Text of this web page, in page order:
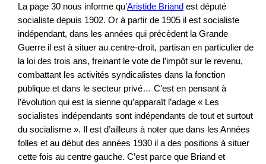
La page 30 nous informe qu’Aristide Briand est député
socialiste depuis 1902. Or à partir de 1905 il est socialiste
indépendant, dans les années qui précèdent la Grande
Guerre il est à situer au centre-droit, partisan en particulier de
la loi des trois ans, freinant le vote de l’impôt sur le revenu,
combattant les activités syndicalistes dans la fonction
publique et dans le secteur privé… C’est en pensant à
l’évolution qui est la sienne qu’apparaît l’adage « Les
socialistes indépendants sont indépendants de tout et surtout
du socialisme ». Il est d’ailleurs à noter que dans les Années
folles et au début des années 1930 il a des positions à situer
cette fois au centre gauche. C’est parce que Briand et